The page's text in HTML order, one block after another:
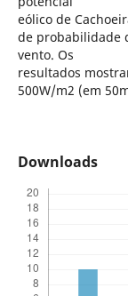
eólico de
de probabilidade
vento. Os
resultados
500W/m2 (em
Downloads